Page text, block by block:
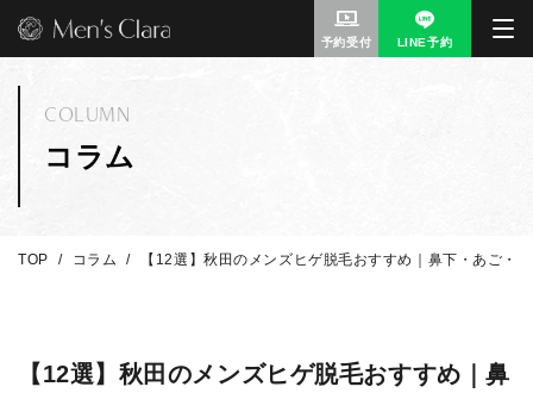
予約受付 LINE予約
コラム
COLUMN
TOP コラム 【12選】秋田のメンズヒゲ脱毛おすすめ｜鼻下・あご・
【12選】秋田のメンズヒゲ脱毛おすすめ｜鼻